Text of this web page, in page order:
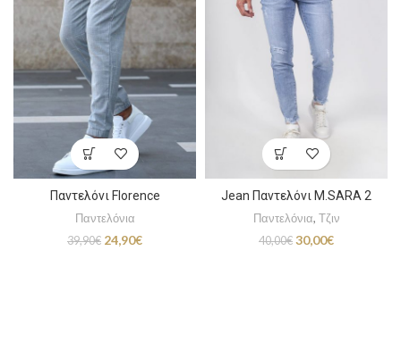
Παντελόνι Florence
Παντελόνια
39,90€ Original
24,90€Η
Jean Παντελόνι M.SARA 2
Παντελόνια, Τζιν
40,00€ Original
30,00€Η